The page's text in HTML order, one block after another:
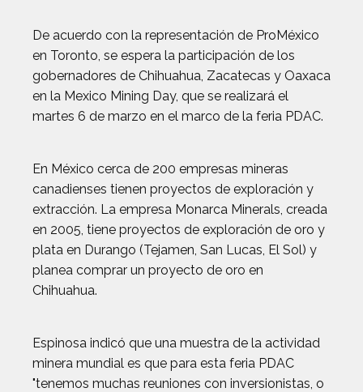
De acuerdo con la representación de ProMéxico
en Toronto, se espera la participación de los
gobernadores de Chihuahua, Zacatecas y Oaxaca
en la Mexico Mining Day, que se realizará el
martes 6 de marzo en el marco de la feria PDAC.
En México cerca de 200 empresas mineras
canadienses tienen proyectos de exploración y
extracción. La empresa Monarca Minerals, creada
en 2005, tiene proyectos de exploración de oro y
plata en Durango (Tejamen, San Lucas, El Sol) y
planea comprar un proyecto de oro en
Chihuahua.
Espinosa indicó que una muestra de la actividad
minera mundial es que para esta feria PDAC
"tenemos muchas reuniones con inversionistas, o